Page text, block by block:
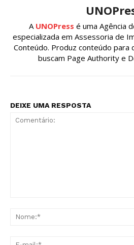
A UNOPress é uma Agência
especializada em Assessoria de
Conteúdo. Produz conteúdo para
buscam Page Authority e
DEIXE UMA RESPOSTA